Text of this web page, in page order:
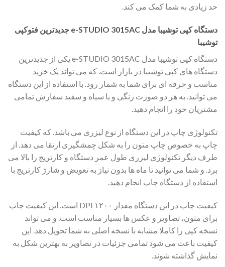
حد زیادی به شما کمک می کند.
دستگاه کپی توشیبا مدل e-STUDIO 3015AC جدیدترین فتوکپی
توشیبا
دستگاه کپی توشیبا مدل e-STUDIO 3015AC یکی از جدیدترین
دستگاه های کپی توشیبا در بازار است. که می تواند یک خرید
مناسب و حرفه ای برای شما به شمار رود. با استفاده از این دستگاه
می توانید. به هر دو صورت رنگی و یا سیاه و سفید سفارش تمامی
مشتریان خود را انجام دهید.
تکنولوژی چاپ در این دستگاه از نوع لیزری می باشد. که کیفیت
چاپ به خصوص چاپ متون را به شکل چمشگیری ارتقا می دهد. از
طرف دیگر تکنولوژی لیزری طول عمر دستگاه و کارتریج را بالا می
برد. و شما می توانید تا ماه ها بدون نیاز به تعویض و شارژ کارتریج با
استفاده از دستگاه چاپ انجام دهید.
کیفیت چاپ در این دستگاه مقدار ۱۲۰۰ DPI است. این کیفیت چاپ
برای متون، تصاویر و عکس ها بسیار مناسب است. و می تواند
نسخه کپی را کاملا مشابه با نسخه اصلی به شما تحویل دهد. این
کیفیت باعث می شود تمامی جزئیات در تصاویر به بهترین شکل به
نمایش گذاشته شوند.